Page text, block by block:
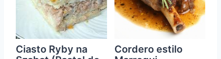
Ciasto Ryby na
Cordero estilo